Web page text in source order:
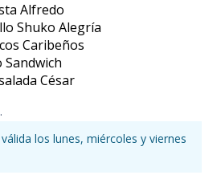
Alfredo
Shuko Alegría
Caribeños
Sandwich
César
los lunes, miércoles y viernes